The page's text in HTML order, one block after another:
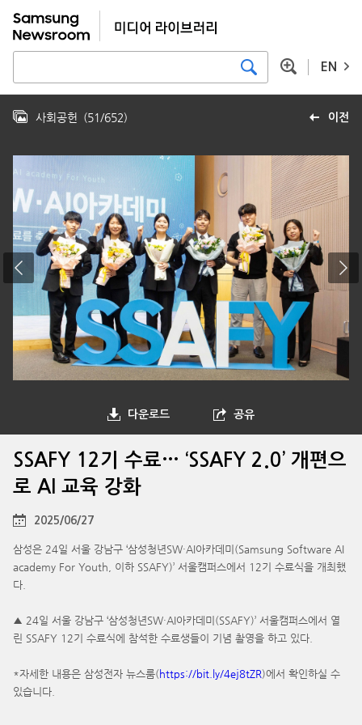
EN
이전
사회공헌 (51/652)
다운로드 공유
SSAFY 12기 수료… ‘SSAFY 2.0’ 개편으
로 AI 교육 강화
2025/06/27
삼성은 24일 서울 강남구 ‘삼성청년SW·AI아카데미(Samsung Software AI
academy For Youth, 이하 SSAFY)’ 서울캠퍼스에서 12기 수료식을 개최했
다.
▲ 24일 서울 강남구 ‘삼성청년SW·AI아카데미(SSAFY)’ 서울캠퍼스에서 열
린 SSAFY 12기 수료식에 참석한 수료생들이 기념 촬영을 하고 있다.
*자세한 내용은 삼성전자 뉴스룸(https://bit.ly/4ej8tZR)에서 확인하실 수
있습니다.